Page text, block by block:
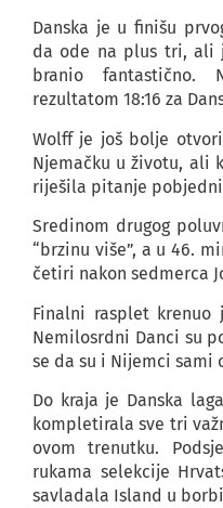
Danska je u finišu
da ode na plus tri, ali
branio fantastično.
rezultatom 18:16 za
Wolff je još bolje
Njemačku u životu, ali
riješila pitanje
Sredinom drugog
“brzinu više”, a u 46.
četiri nakon sedmerca
Finalni rasplet
Nemilosrdni Danci su
se da su i Nijemci sami
Do kraja je Danska
kompletirala sve tri
ovom trenutku.
rukama selekcije
savladala Island u